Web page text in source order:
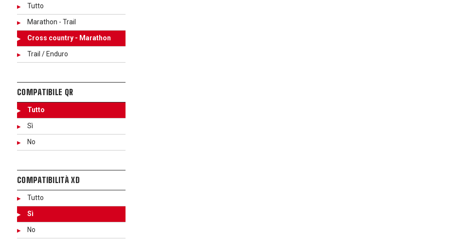
Tutto
Marathon - Trail
Cross country - Marathon
Trail / Enduro
COMPATIBILE QR
Tutto
Sì
No
COMPATIBILITÀ XD
Tutto
Sì
No